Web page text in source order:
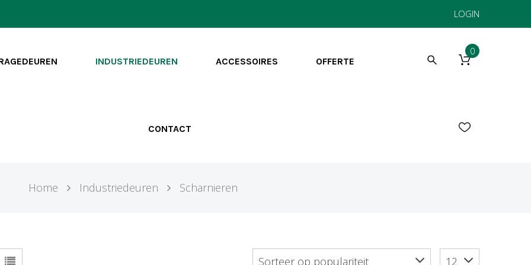
LOGIN
INDUSTRIEDEUREN ACCESSOIRES OFFERTE
CONTACT
0
Home Industriedeuren Scharnieren